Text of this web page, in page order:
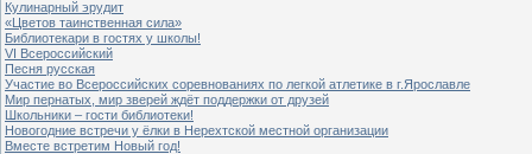
Кулинарный эрудит
«Цветов таинственная сила»
Библиотекари в гостях у школы!
VI Всероссийский
Песня русская
Участие во Всероссийских соревнованиях по легкой атлетике в г.Ярославле
Мир пернатых, мир зверей ждёт поддержки от друзей
Школьники – гости библиотеки!
Новогодние встречи у ёлки в Нерехтской местной организации
Вместе встретим Новый год!